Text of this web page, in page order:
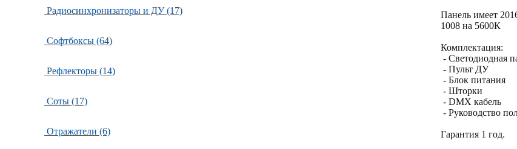
Радиосинхронизаторы и ДУ (17)
Софтбоксы (64)
Рефлекторы (14)
Соты (17)
Отражатели (6)
Панель имеет
1008 на 5600К
Комплектация:
- Светодиодная
- Пульт ДУ
- Блок питания
- Шторки
- DMX кабель
- Руководство
Гарантия 1 год.